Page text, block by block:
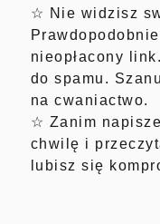
☆ Nie widzisz
nieopłacony
do spamu.
na cwaniactwo.
☆ Zanim
chwilę i
lubisz się